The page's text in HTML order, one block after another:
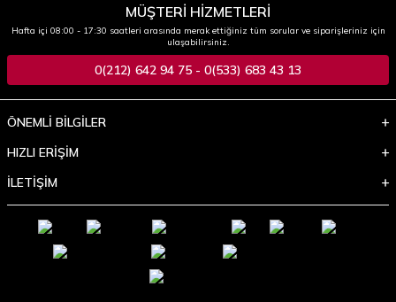
MÜŞTERİ HİZMETLERİ
Hafta içi 08:00 - 17:30 saatleri arasında merak ettiğiniz tüm sorular ve siparişleriniz için
ulaşabilirsiniz.
0(212) 642 94 75 - 0(533) 683 43 13
ÖNEMLİ BİLGİLER
HIZLI ERİŞİM
İLETİŞİM